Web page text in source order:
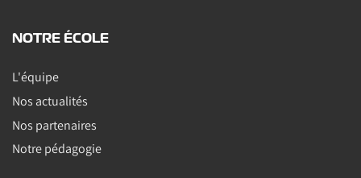
NOTRE ÉCOLE
L'équipe
Nos actualités
Nos partenaires
Notre pédagogie